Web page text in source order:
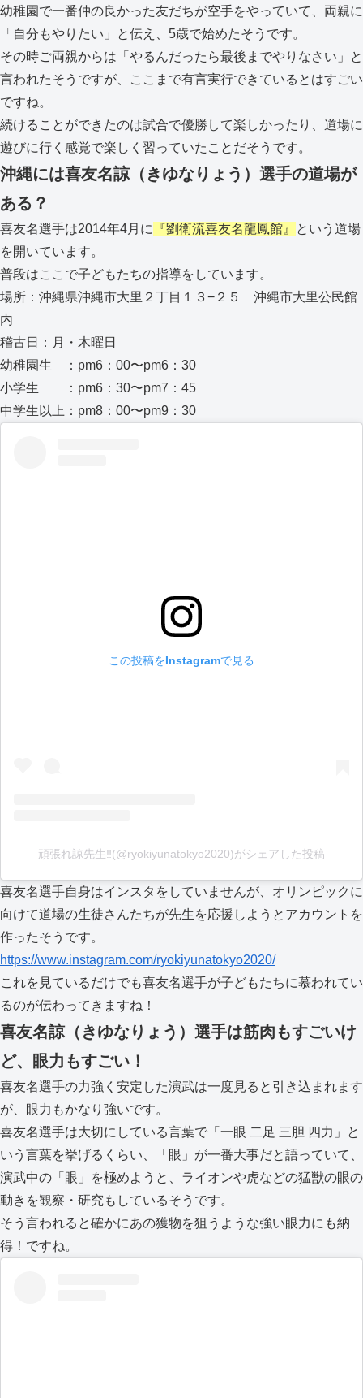
幼稚園で一番仲の良かった友だちが空手をやっていて、両親に
「自分もやりたい」と伝え、5歳で始めたそうです。
その時ご両親からは「やるんだったら最後までやりなさい」と
言われたそうですが、ここまで有言実行できているとはすごい
ですね。
続けることができたのは試合で優勝して楽しかったり、道場に
遊びに行く感覚で楽しく習っていたことだそうです。
沖縄には喜友名諒（きゆなりょう）選手の道場が
ある？
喜友名選手は2014年4月に 『劉衛流喜友名龍鳳館』
という道場
を開いています。
普段はここで子どもたちの指導をしています。
場所：沖縄県沖縄市大里２丁目１３−２５ 沖縄市大里公民館
内
稽古日：月・木曜日
幼稚園生 ：pm6：00〜pm6：30
小学生 ：pm6：30〜pm7：45
中学生以上：pm8：00〜pm9：30
この投稿をInstagramで見る
頑張れ諒先生‼️(@ryokiyunatokyo2020)がシェアした投稿
喜友名選手自身はインスタをしていませんが、オリンピックに
向けて道場の生徒さんたちが先生を応援しようとアカウントを
作ったそうです。
https://www.instagram.com/ryokiyunatokyo2020/
これを見ているだけでも喜友名選手が子どもたちに慕われてい
るのが伝わってきますね！
喜友名諒（きゆなりょう）選手は筋肉もすごいけ
ど、眼力もすごい！
喜友名選手の力強く安定した演武は一度見ると引き込まれます
が、眼力もかなり強いです。
喜友名選手は大切にしている言葉で「一眼 二足 三胆 四力」と
いう言葉を挙げるくらい、「眼」が一番大事だと語っていて、
演武中の「眼」を極めようと、ライオンや虎などの猛獣の眼の
動きを観察・研究もしているそうです。
そう言われると確かにあの獲物を狙うような強い眼力にも納
得！ですね。